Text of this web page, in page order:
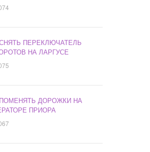
ПЕРЕКЛЮЧАТЕЛЬ
НА ЛАРГУСЕ
ДОРОЖКИ НА
ПРИОРА